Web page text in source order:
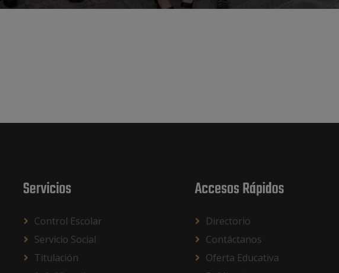
Servicios
Control Escolar
Servicio Social
Titulación
Accesos Rápidos
Directorio
Contáctanos
Oferta Educativa